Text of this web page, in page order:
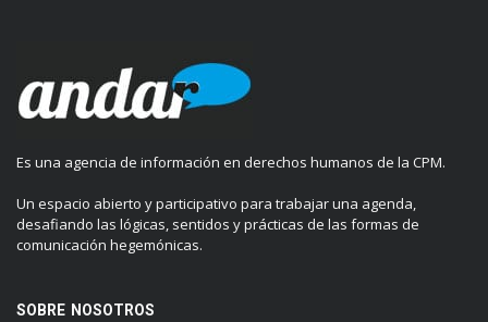
Es una agencia de información en derechos humanos de la CPM.
Un espacio abierto y participativo para trabajar una agenda,
desafiando las lógicas, sentidos y prácticas de las formas de
comunicación hegemónicas.
SOBRE NOSOTROS